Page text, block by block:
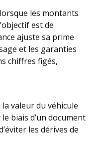
les montants
est de
ajuste sa prime
et les garanties
chiffres figés,
la valeur du véhicule
biais d’un document
les dérives de